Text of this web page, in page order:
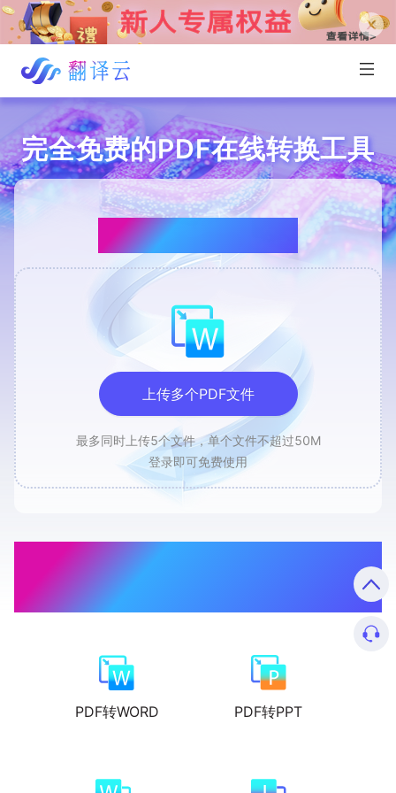
完全免费的PDF在线转换工具
PDF转WORD
上传多个PDF文件
最多同时上传5个文件，单个文件不超过50M
登录即可免费使用
PDF万能工具，让文件处理高
质高量高速度
PDF转WORD PDF转PPT